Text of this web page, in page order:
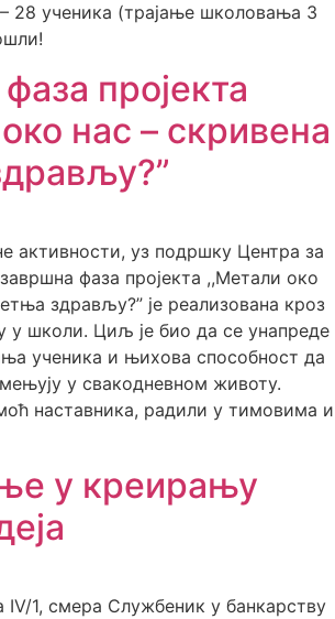
28 ученика (трајање школовања 3
пројекта
нас – скривена
активности, уз подршку Центра за
фаза пројекта ,,Метали око
здрављу?” је реализована кроз
у школи. Циљ је био да се унапреде
ученика и њихова способност да
у свакодневном животу.
наставника, радили у тимовима и
у креирању
1, смера Службеник у банкарству